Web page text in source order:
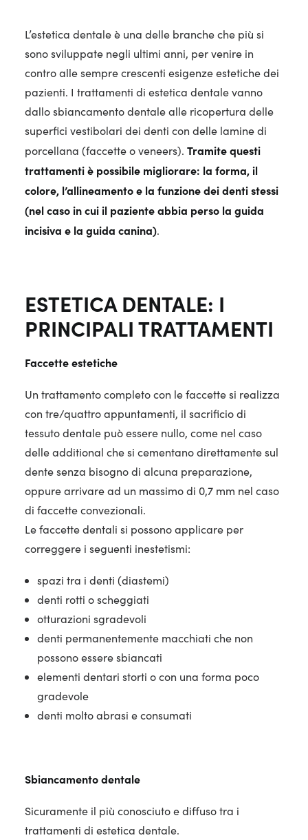
L’estetica dentale è una delle branche che più si
sono sviluppate negli ultimi anni, per venire in
contro alle sempre crescenti esigenze estetiche dei
pazienti. I trattamenti di estetica dentale vanno
dallo sbiancamento dentale alle ricopertura delle
superfici vestibolari dei denti con delle lamine di
porcellana (faccette o veneers). Tramite questi
trattamenti è possibile migliorare: la forma, il
colore, l’allineamento e la funzione dei denti stessi
(nel caso in cui il paziente abbia perso la guida
incisiva e la guida canina).
ESTETICA DENTALE: I
PRINCIPALI TRATTAMENTI
Faccette estetiche
Un trattamento completo con le faccette si realizza
con tre/quattro appuntamenti, il sacrificio di
tessuto dentale può essere nullo, come nel caso
delle additional che si cementano direttamente sul
dente senza bisogno di alcuna preparazione,
oppure arrivare ad un massimo di 0,7 mm nel caso
di faccette convezionali.
Le faccette dentali si possono applicare per
correggere i seguenti inestetismi:
spazi tra i denti (diastemi)
denti rotti o scheggiati
otturazioni sgradevoli
denti permanentemente macchiati che non
possono essere sbiancati
elementi dentari storti o con una forma poco
gradevole
denti molto abrasi e consumati
Sbiancamento dentale
Sicuramente il più conosciuto e diffuso tra i
trattamenti di estetica dentale.